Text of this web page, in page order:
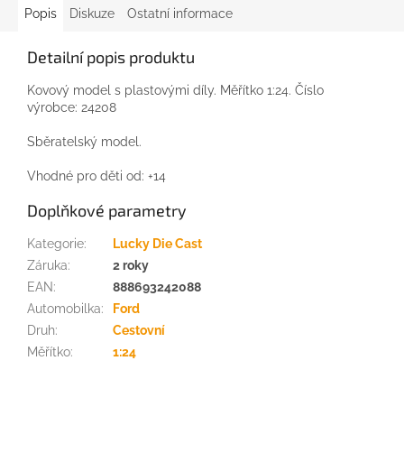
Popis Diskuze Ostatní informace
Detailní popis produktu
Kovový model s plastovými díly. Měřítko 1:24. Číslo
výrobce: 24208
Sběratelský model.
Vhodné pro děti od: +14
Doplňkové parametry
Kategorie:
Lucky Die Cast
Záruka:
2 roky
EAN:
888693242088
Automobilka:
Ford
Druh:
Cestovní
Měřítko: 1:24